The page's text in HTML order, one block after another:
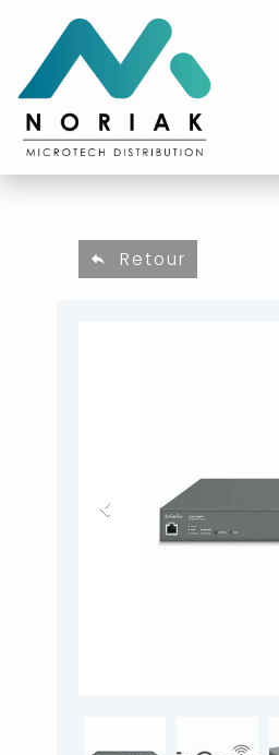
Retour